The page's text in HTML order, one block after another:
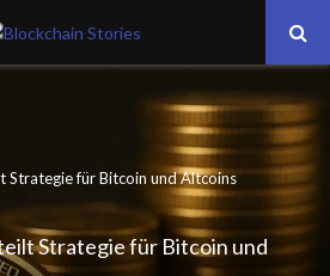
für Bitcoin und Altcoins
Strategie für Bitcoin und